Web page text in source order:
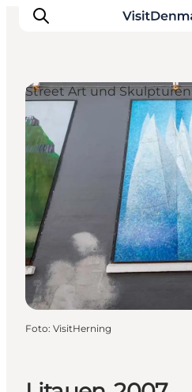
Inspiration
Regionen
Erlebnisse
Unterkünfte
Reiseplanung
Street Art und Skulpturen
Foto: VisitHerning